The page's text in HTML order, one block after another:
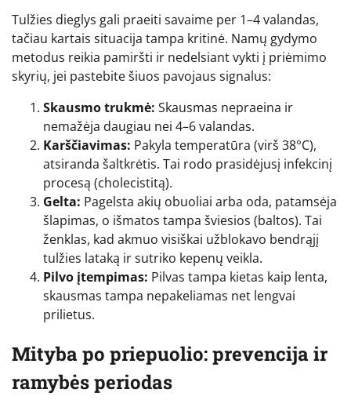
Tulžies dieglys gali praeiti savaime per 1–4 valandas,
tačiau kartais situacija tampa kritinė. Namų gydymo
metodus reikia pamiršti ir nedelsiant vykti į priėmimo
skyrių, jei pastebite šiuos pavojaus signalus:
Skausmo trukmė: Skausmas nepraeina ir
nemažėja daugiau nei 4–6 valandas.
Karščiavimas: Pakyla temperatūra (virš 38°C),
atsiranda šaltkrėtis. Tai rodo prasidėjusį infekcinį
procesą (cholecistitą).
Gelta: Pagelsta akių obuoliai arba oda, patamsėja
šlapimas, o išmatos tampa šviesios (baltos). Tai
ženklas, kad akmuo visiškai užblokavo bendrąjį
tulžies lataką ir sutriko kepenų veikla.
Pilvo įtempimas: Pilvas tampa kietas kaip lenta,
skausmas tampa nepakeliamas net lengvai
prilietus.
Mityba po priepuolio: prevencija ir
ramybės periodas